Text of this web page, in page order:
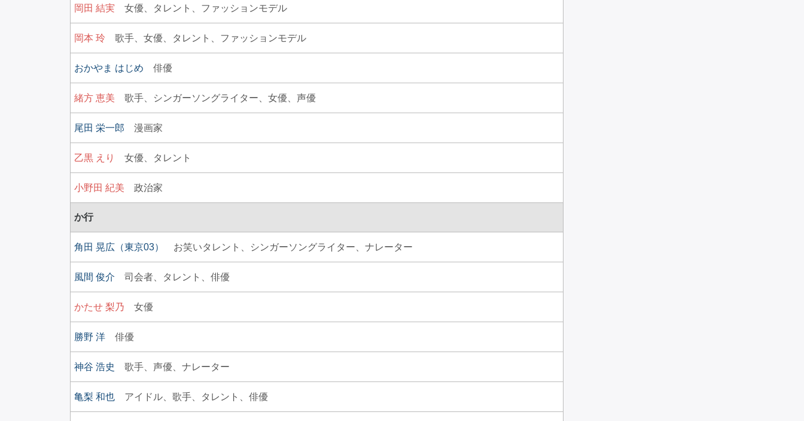
岡田 結実 女優、 タレント、 ファッションモデル
岡本 玲 歌手、 女優、 タレント、 ファッションモデル
おかやま はじめ 俳優
緒方 恵美 歌手、 シンガーソングライター、 女優、 声優
尾田 栄一郎 漫画家
乙黒 えり 女優、 タレント
小野田 紀美 政治家
か行
角田 晃広（東京03） お笑いタレント、 シンガーソングライター、 ナレーター
風間 俊介 司会者、 タレント、 俳優
かたせ 梨乃 女優
勝野 洋 俳優
神谷 浩史 歌手、 声優、 ナレーター
亀梨 和也 アイドル、 歌手、 タレント、 俳優